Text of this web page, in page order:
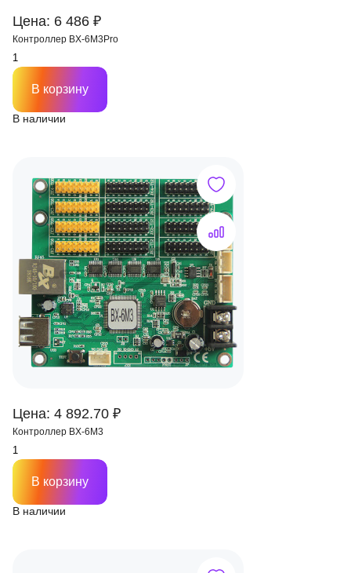
Цена: 6 486 ₽
Контроллер BX-6M3Pro
В наличии
В корзину
Цена: 4 892.70 ₽
Контроллер BX-6M3
В наличии
В корзину